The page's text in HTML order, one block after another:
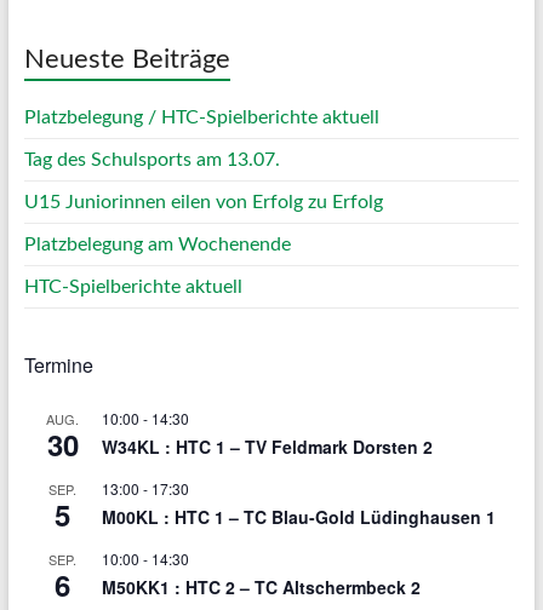
Neueste Beiträge
Platzbelegung / HTC-Spielberichte aktuell
Tag des Schulsports am 13.07.
U15 Juniorinnen eilen von Erfolg zu Erfolg
Platzbelegung am Wochenende
HTC-Spielberichte aktuell
Termine
AUG.
30
10:00 - 14:30
W34KL : HTC 1 – TV Feldmark Dorsten 2
SEP.
5
13:00 - 17:30
M00KL : HTC 1 – TC Blau-Gold Lüdinghausen 1
SEP.
6
10:00 - 14:30
M50KK1 : HTC 2 – TC Altschermbeck 2